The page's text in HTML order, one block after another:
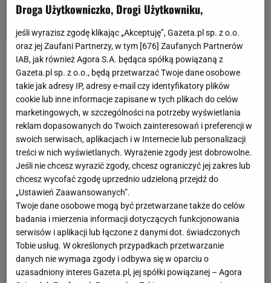
W świecie skoków narciarskichw ostatnich
tygodniach bardzo głośno jest o sytuacji w
norweskiej drużynie narodowej. Wszystko za sprawą
głośnego konfliktu pomiędzy tamtejszym związek i
szefem skoków narciarskich Clasem Braathenem.
Kibice ze Skandynawii otrzymali jednak jedną bardzo
dobrą wiadomość.
Droga Użytkowniczko, Drogi Użytkowniku,
jeśli wyrazisz zgodę klikając „Akceptuję”, Gazeta.pl sp. z o.o.
oraz jej Zaufani Partnerzy, w tym [676] Zaufanych Partnerów
IAB, jak również Agora S.A. będąca spółką powiązaną z
Gazeta.pl sp. z o.o., będą przetwarzać Twoje dane osobowe
takie jak adresy IP, adresy e-mail czy identyfikatory plików
cookie lub inne informacje zapisane w tych plikach do celów
marketingowych, w szczególności na potrzeby wyświetlania
reklam dopasowanych do Twoich zainteresowań i preferencji w
swoich serwisach, aplikacjach i w Internecie lub personalizacji
treści w nich wyświetlanych. Wyrażenie zgody jest dobrowolne.
Jeśli nie chcesz wyrazić zgody, chcesz ograniczyć jej zakres lub
chcesz wycofać zgodę uprzednio udzieloną przejdź do
„Ustawień Zaawansowanych”.
Twoje dane osobowe mogą być przetwarzane także do celów
badania i mierzenia informacji dotyczących funkcjonowania
serwisów i aplikacji lub łączone z danymi dot. świadczonych
Tobie usług. W określonych przypadkach przetwarzanie
danych nie wymaga zgody i odbywa się w oparciu o
uzasadniony interes Gazeta.pl, jej spółki powiązanej – Agora